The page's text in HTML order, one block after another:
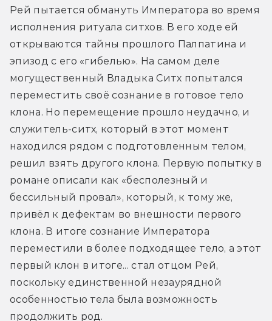
Рей пытается обмануть Императора во время
исполнения ритуала ситхов. В его ходе ей
открываются тайны прошлого Палпатина и
эпизод с его «гибелью». На самом деле
могущественный Владыка Ситх попытался
переместить своё сознание в готовое тело
клона. Но перемещение прошло неудачно, и
служитель-ситх, который в этот момент
находился рядом с подготовленным телом,
решил взять другого клона. Первую попытку в
романе описали как «бесполезный и
бессильный провал», который, к тому же,
привёл к дефектам во внешности первого
клона. В итоге сознание Императора
переместили в более подходящее тело, а этот
первый клон в итоге... стал отцом Рей,
поскольку единственной незаурядной
особенностью тела была возможность
продолжить род.